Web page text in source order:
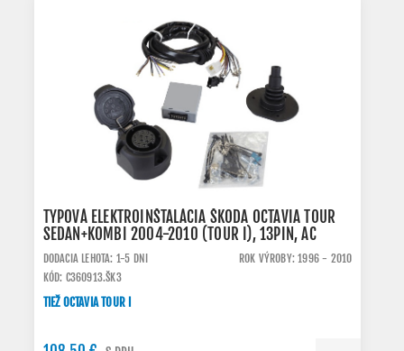
TYPOVÁ ELEKTROINŠTALÁCIA ŠKODA OCTAVIA TOUR
SEDAN+KOMBI 2004-2010 (TOUR I), 13PIN, AC
DODACIA LEHOTA: 1-5 DNI
ROK VÝROBY: 1996 - 2010
KÓD: C360913.ŠK3
TIEŽ OCTAVIA TOUR I